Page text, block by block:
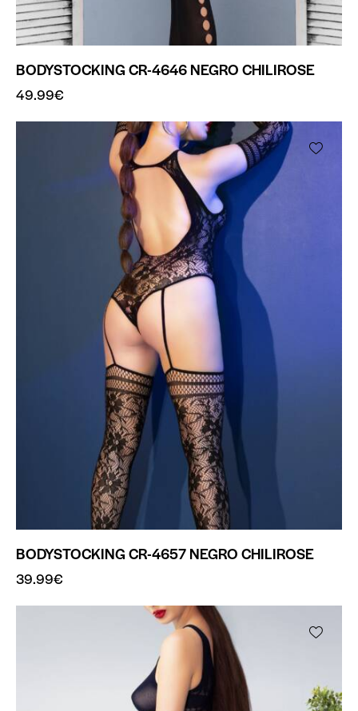
BODYSTOCKING CR-4646 NEGRO CHILIROSE
49.99€
BODYSTOCKING CR-4657 NEGRO CHILIROSE
39.99€